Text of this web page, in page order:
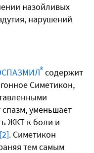
назойливых
нарушений
® содержит
Симетикон,
уменьшает
ЖКТ к боли и
[2]. Симетикон
тем самым